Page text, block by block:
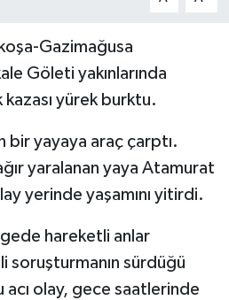
Gazimağusa
Göleti yakınlarında
yürek burktu.
bir yayaya araç çarptı.
yaralanan yaya Atamurat
yerinde yaşamını yitirdi.
hareketli anlar
soruşturmanın sürdüğü
acı olay, gece saatlerinde